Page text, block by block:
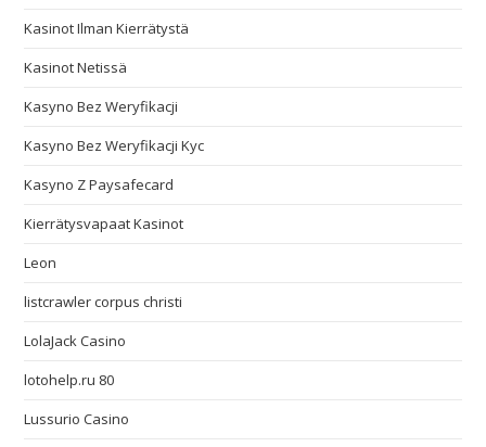
Kasinot Ilman Kierrätystä
Kasinot Netissä
Kasyno Bez Weryfikacji
Kasyno Bez Weryfikacji Kyc
Kasyno Z Paysafecard
Kierrätysvapaat Kasinot
Leon
listcrawler corpus christi
LolaJack Casino
lotohelp.ru 80
Lussurio Casino